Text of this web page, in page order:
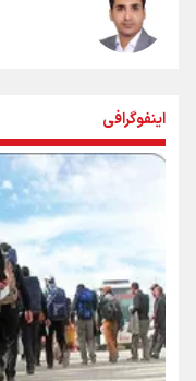
رسانه
روایت
از طلوع
اینفوگرافی